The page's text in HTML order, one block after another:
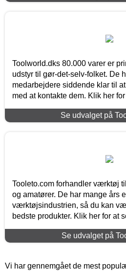
Toolworld.dks 80.000 varer er
udstyr til gør-det-selv-folket. De
medarbejdere siddende klar til
med at kontakte dem. Klik her
Se udvalget på
Tooleto.com forhandler værktøj
og amatører. De har mange års
værktøjsindustrien, så du kan
bedste produkter. Klik her for at
Se udvalget på
Vi har gennemgået de mest